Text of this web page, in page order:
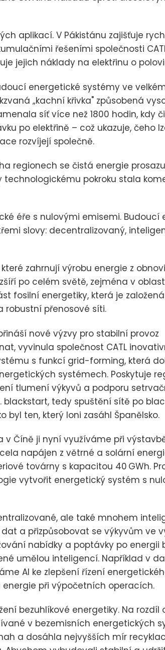
aplikací. V Pákistánu zajišťuje
řešeními společnosti
jejich náklady na elektřinu o
energetické systémy ve
„kachní křivka" způsobená
síť více než 1800 hodin, kdy
po elektřině – což ukazuje, čeho
rozvíjejí společně.
regionech se čistá energie
pokroku stala
éře s nulovými emisemi. Budoucí
slovy: decentralizovaný,
zahrnují výrobu energie z
po celém světě, zejména v
fosilní energetiky, která je
robustní přenosové síti.
nové výzvy pro stabilní provoz
vyvinula společnost CATL
s funkcí grid-forming, která
systémech. Poskytuje
tlumení výkyvů a podporu
tedy spuštění sítě po
byl ten, který loni zasáhl Španělsko.
v Číně ji nyní využíváme při
napájen z větrné a solární
továrny s kapacitou 40 GWh.
vytvořit energetický systém s
ale také mnohem
a přizpůsobovat se výkyvům ve
nabídky a poptávky po energii
umělou inteligencí. Například v
AI ke zlepšení řízení
při výpočetních operacích.
bezuhlíkové energetiky. Na rozdíl
v bezemisních energetických
a dosáhla nejvyšších mír